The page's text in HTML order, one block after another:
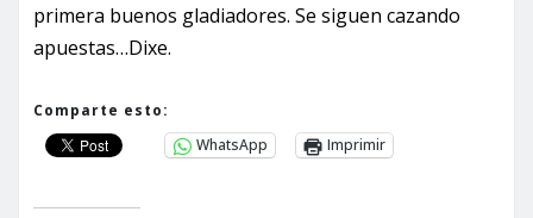
primera buenos gladiadores. Se siguen cazando
apuestas…Dixe.
Comparte esto:
WhatsApp
Imprimir